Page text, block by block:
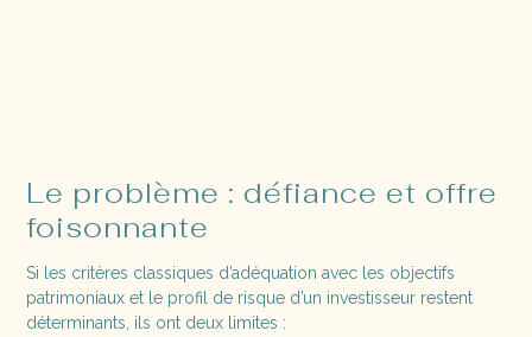
Le problème : défiance et offre
foisonnante
Si les critères classiques d’adéquation avec les objectifs
patrimoniaux et le profil de risque d’un investisseur restent
déterminants, ils ont deux limites :